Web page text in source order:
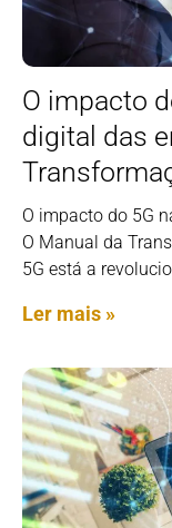
O impacto
digital das
O impacto do 5G
O Manual da
5G está a
Ler mais »